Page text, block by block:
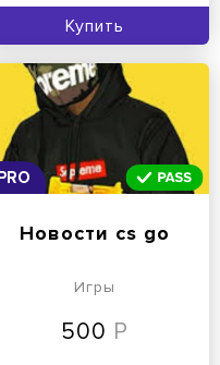
Купить
Новости cs go
Игры
500